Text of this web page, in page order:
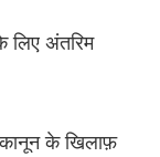
लिए अंतरिम
के खिलाफ़